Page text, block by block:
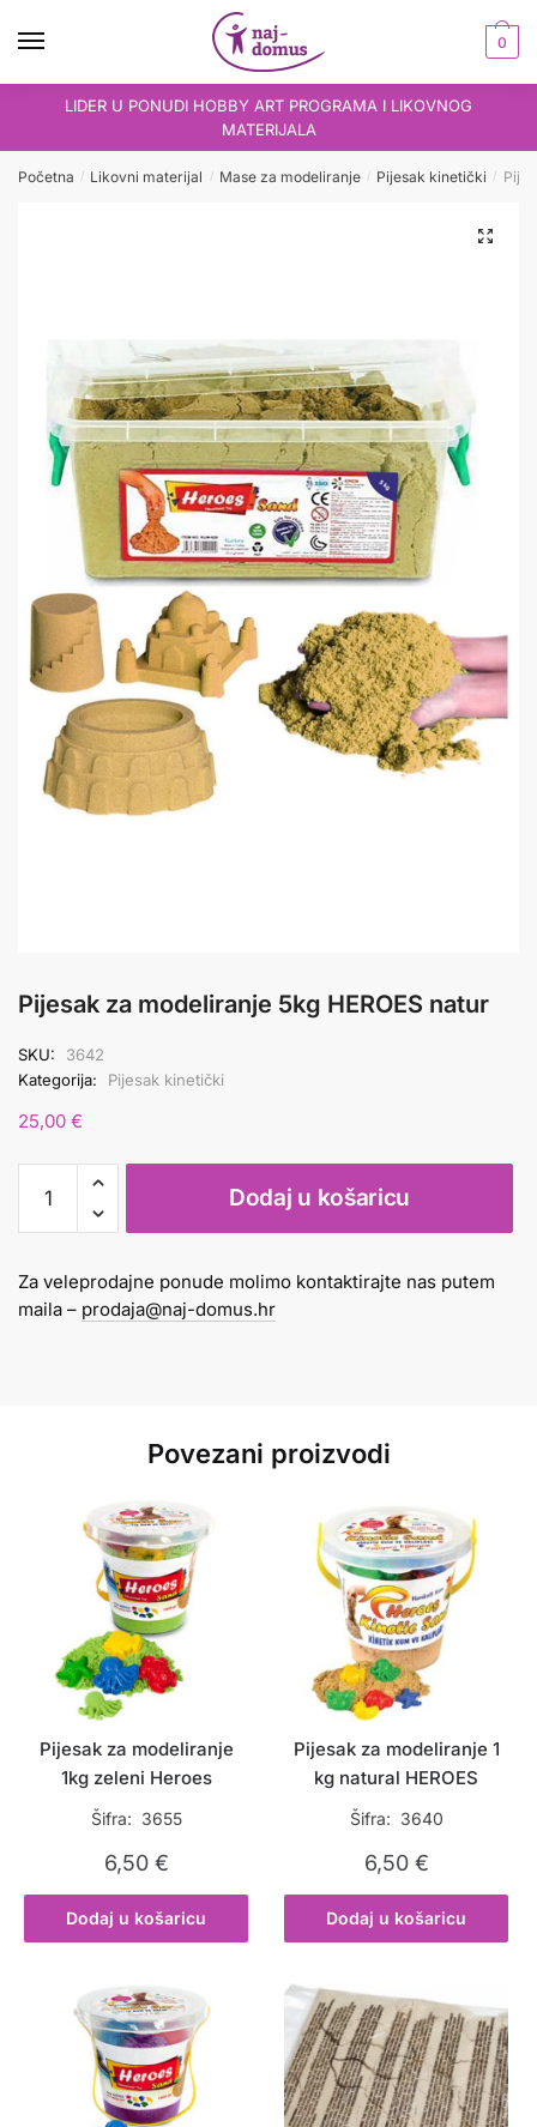
0
LIDER U PONUDI HOBBY ART PROGRAMA I LIKOVNOG
MATERIJALA
Početna / Likovni materijal / Mase za modeliranje / Pijesak kinetički /
Pijesak za modeliranje 5kg HEROES natur
SKU:
3642
Kategorija:
Pijesak kinetički
25,00 €
modeliranje
HEROES
natur
Dodaj u košaricu
Za veleprodajne ponude molimo kontaktirajte nas putem
maila – prodaja@naj-domus.hr
Povezani proizvodi
Pijesak za modeliranje
1kg zeleni Heroes
Šifra: 3655
6,50 €
Dodaj u košaricu
Pijesak za modeliranje 1
kg natural HEROES
Šifra: 3640
6,50 €
Dodaj u košaricu